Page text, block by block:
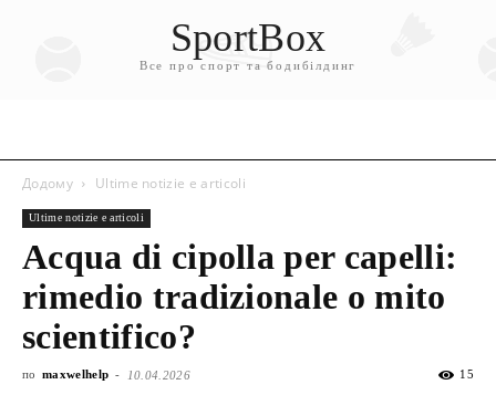
SportBox
Все про спорт та бодибілдинг
Додому Ultime notizie e articoli
Ultime notizie e articoli
Acqua di cipolla per capelli:
rimedio tradizionale o mito
scientifico?
по maxwelhelp - 10.04.2026 15